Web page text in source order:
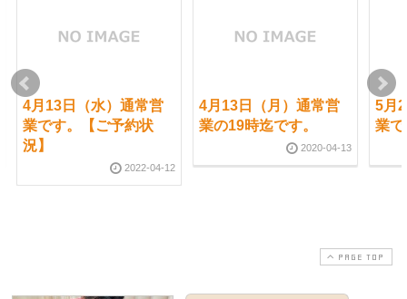
4月13日（水）通常営
業です。【ご予約状
況】
2022-04-12
4月13日（月）通常営
業の19時迄です。
2020-04-13
5月
業
PAGE TOP